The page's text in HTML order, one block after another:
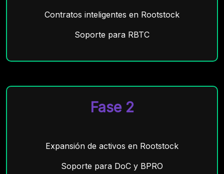
Contratos inteligentes en Rootstock
Soporte para RBTC
Fase 2
Expansión de activos en Rootstock
Soporte para DoC y BPRO